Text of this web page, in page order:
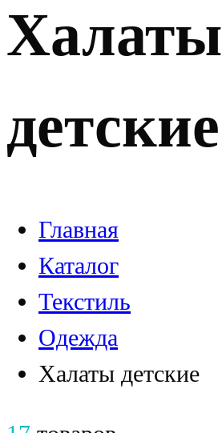
Халаты
детские
Главная
Каталог
Текстиль
Одежда
Халаты детские